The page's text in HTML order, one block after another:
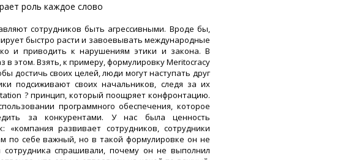
роль каждое слово
сотрудников быть агрессивными. Вроде бы,
быстро расти и завоевывать международные
и приводить к нарушениям этики и закона. В
в этом. Взять, к примеру, формулировку Meritocracy
достичь своих целей, люди могут наступать друг
подсиживают своих начальников, следя за их
? принцип, который поощряет конфронтацию.
программного обеспечения, которое
за конкурентами. У нас была ценность
«компания развивает сотрудников, сотрудники
по себе важный, но в такой формулировке он не
спрашивали, почему он не выполнил